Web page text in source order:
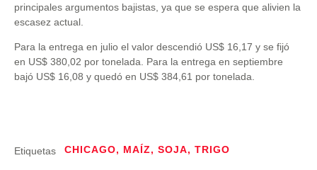
principales argumentos bajistas, ya que se espera que alivien la
escasez actual.
Para la entrega en julio el valor descendió US$ 16,17 y se fijó
en US$ 380,02 por tonelada. Para la entrega en septiembre
bajó US$ 16,08 y quedó en US$ 384,61 por tonelada.
Etiquetas CHICAGO, MAÍZ, SOJA, TRIGO